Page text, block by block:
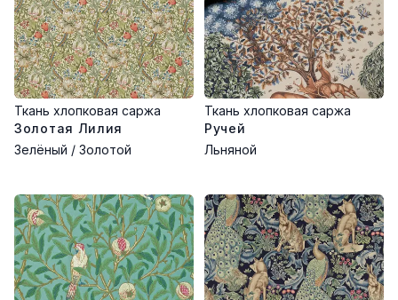
Ткань хлопковая саржа
Золотая Лилия
Зелёный / Золотой
Ткань хлопковая саржа
Ручей
Льняной